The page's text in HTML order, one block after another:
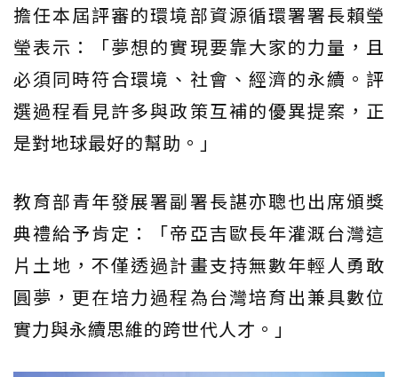
擔任本屆評審的環境部資源循環署署長賴瑩
瑩表示：「夢想的實現要靠大家的力量，且
必須同時符合環境、社會、經濟的永續。評
選過程看見許多與政策互補的優異提案，正
是對地球最好的幫助。」
教育部青年發展署副署長諶亦聰也出席頒獎
典禮給予肯定：「帝亞吉歐長年灌溉台灣這
片土地，不僅透過計畫支持無數年輕人勇敢
圓夢，更在培力過程為台灣培育出兼具數位
實力與永續思維的跨世代人才。」